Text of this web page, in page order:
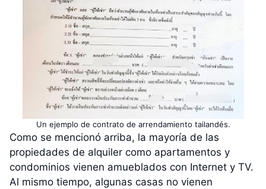
Un ejemplo de contrato de arrendamiento tailandés.
Como se mencionó arriba, la mayoría de las
propiedades de alquiler como apartamentos y
condominios vienen amueblados con Internet y TV.
Al mismo tiempo, algunas casas no vienen